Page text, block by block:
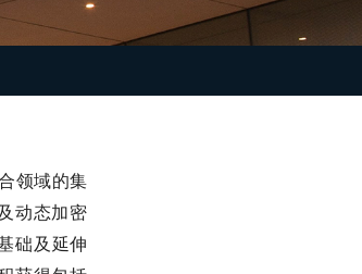
领域的集
动态加密
础及延伸